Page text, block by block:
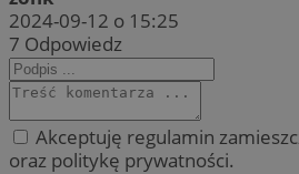
2024-09-12 o 15:25
7 Odpowiedz
Akceptuję regulamin
oraz politykę prywatności.